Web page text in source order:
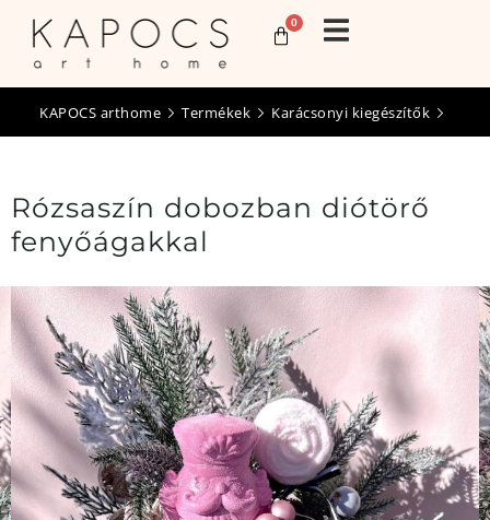
0
KAPOCS arthome Termékek Karácsonyi kiegészítők
Rózsaszín dobozban diótörő
fenyőágakkal